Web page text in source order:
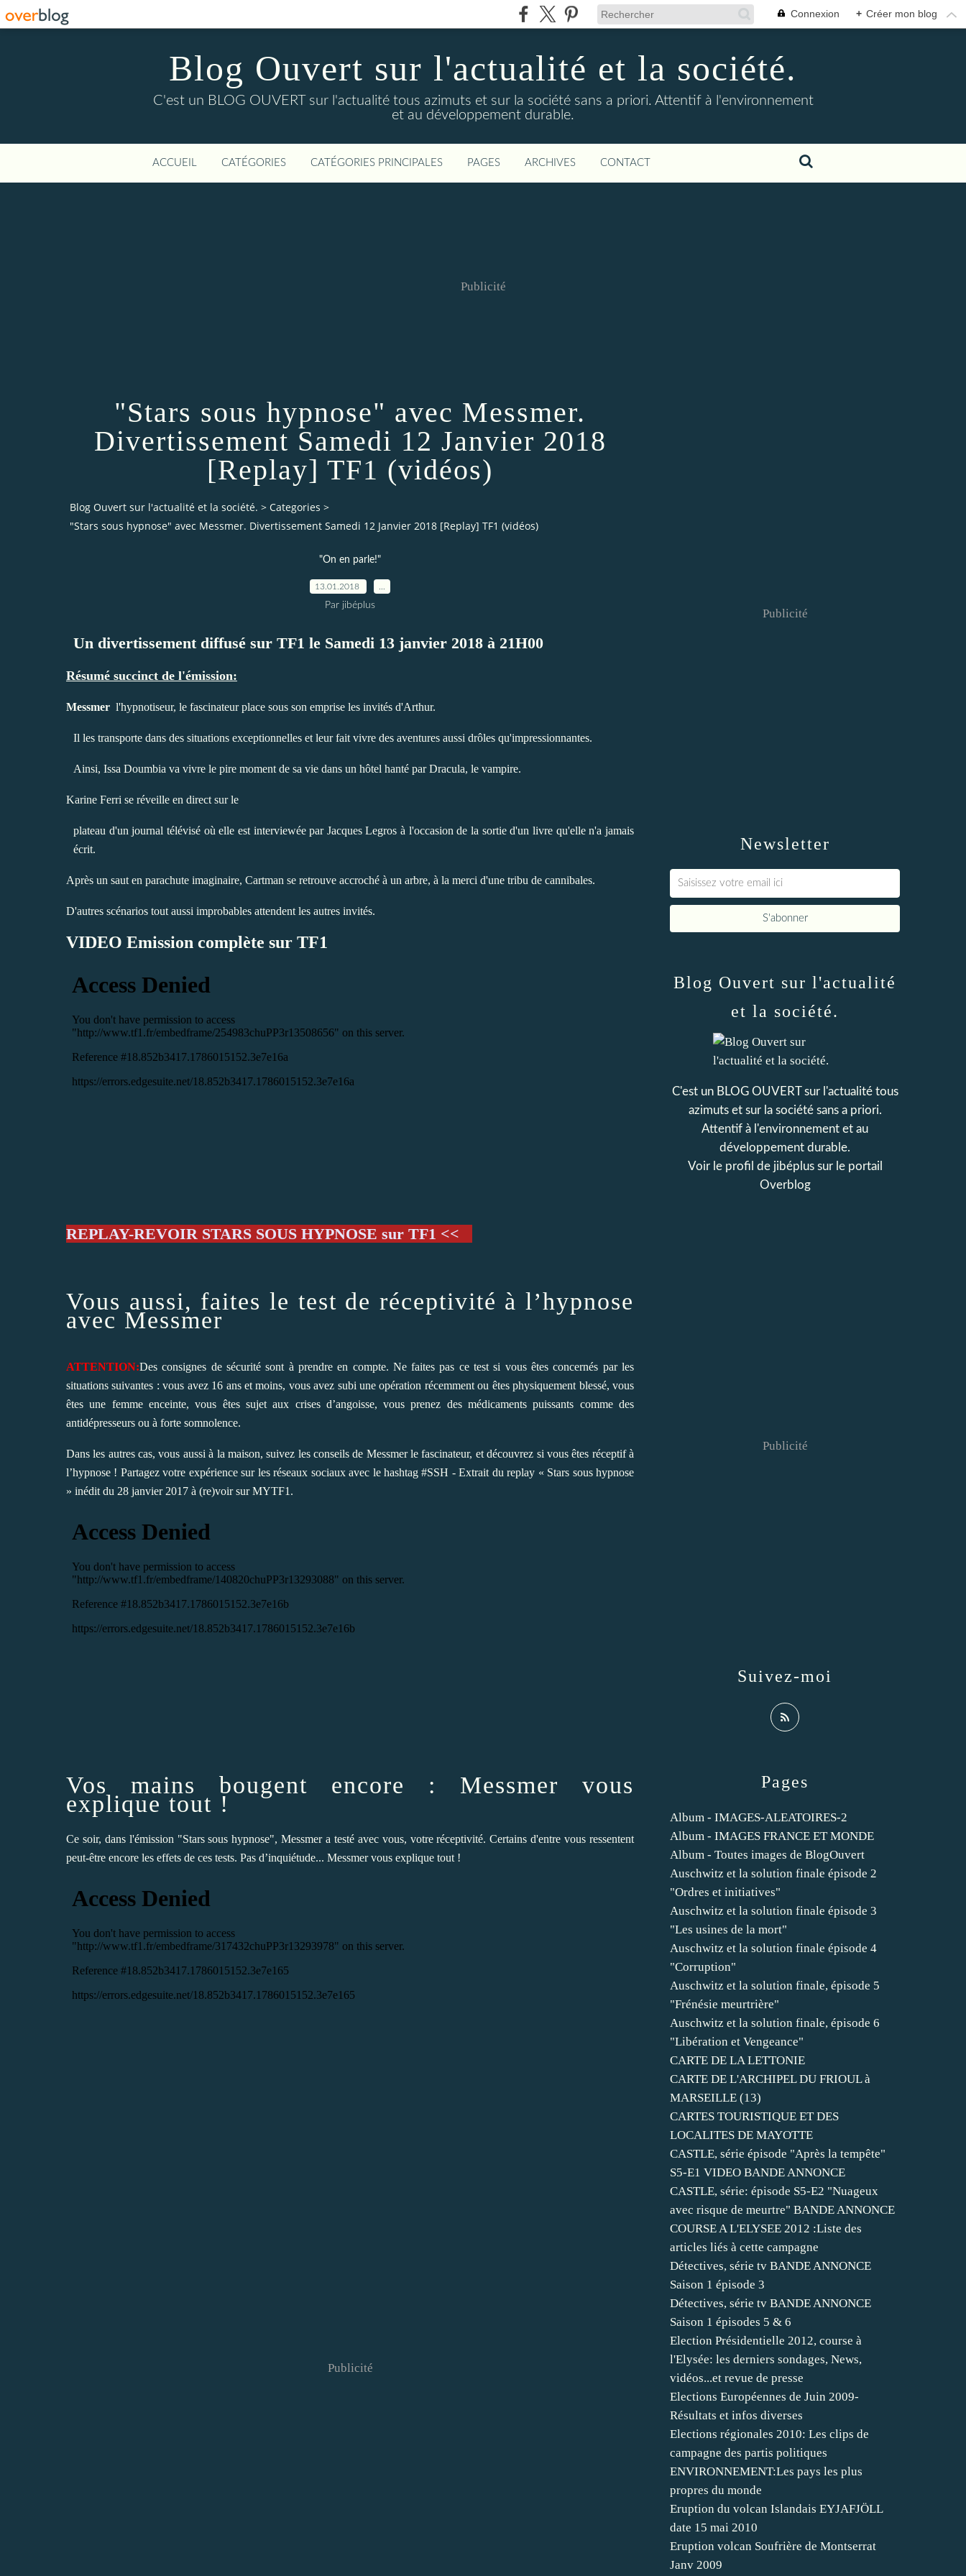
Connexion + Créer mon blog
Blog Ouvert sur l'actualité et la société.
C'est un BLOG OUVERT sur l'actualité tous azimuts et sur la société sans a priori. Attentif à l'environnement
et au développement durable.
ACCUEIL CATÉGORIES CATÉGORIES PRINCIPALES PAGES ARCHIVES CONTACT
Publicité
"Stars sous hypnose" avec Messmer.
Divertissement Samedi 12 Janvier 2018
[Replay] TF1 (vidéos)
Blog Ouvert sur l'actualité et la société. > Categories >
"Stars sous hypnose" avec Messmer. Divertissement Samedi 12 Janvier 2018 [Replay] TF1 (vidéos)
"On en parle!"
13.01.2018
Par jibéplus
Un divertissement diffusé sur TF1 le Samedi 13 janvier 2018 à 21H00
Résumé succinct de l'émission:
Messmer l'hypnotiseur, le fascinateur place sous son emprise les invités d'Arthur.
Il les transporte dans des situations exceptionnelles et leur fait vivre des aventures aussi drôles qu'impressionnantes.
Ainsi, Issa Doumbia va vivre le pire moment de sa vie dans un hôtel hanté par Dracula, le vampire.
Karine Ferri se réveille en direct sur le
plateau d'un journal télévisé où elle est interviewée par Jacques Legros à l'occasion de la sortie d'un livre qu'elle n'a jamais
écrit.
Après un saut en parachute imaginaire, Cartman se retrouve accroché à un arbre, à la merci d'une tribu de cannibales.
D'autres scénarios tout aussi improbables attendent les autres invités.
VIDEO Emission complète sur TF1
REPLAY-REVOIR STARS SOUS HYPNOSE sur TF1 <<
Vous aussi, faites le test de réceptivité à l’hypnose
avec Messmer
ATTENTION:Des consignes de sécurité sont à prendre en compte. Ne faites pas ce test si vous êtes concernés par les
situations suivantes : vous avez 16 ans et moins, vous avez subi une opération récemment ou êtes physiquement blessé, vous
êtes une femme enceinte, vous êtes sujet aux crises d’angoisse, vous prenez des médicaments puissants comme des
antidépresseurs ou à forte somnolence.
Dans les autres cas, vous aussi à la maison, suivez les conseils de Messmer le fascinateur, et découvrez si vous êtes réceptif à
l’hypnose ! Partagez votre expérience sur les réseaux sociaux avec le hashtag #SSH - Extrait du replay « Stars sous hypnose
» inédit du 28 janvier 2017 à (re)voir sur MYTF1.
Vos mains bougent encore : Messmer vous
explique tout !
Ce soir, dans l'émission "Stars sous hypnose", Messmer a testé avec vous, votre réceptivité. Certains d'entre vous ressentent
peut-être encore les effets de ces tests. Pas d’inquiétude... Messmer vous explique tout !
Publicité
Newsletter
Publicité
Pages
Album - IMAGES-ALEATOIRES-2
Album - IMAGES FRANCE ET MONDE
Album - Toutes images de BlogOuvert
Auschwitz et la solution finale épisode 2
"Ordres et initiatives"
Auschwitz et la solution finale épisode 3
"Les usines de la mort"
Auschwitz et la solution finale épisode 4
"Corruption"
Auschwitz et la solution finale, épisode 5
"Frénésie meurtrière"
Auschwitz et la solution finale, épisode 6
"Libération et Vengeance"
CARTE DE LA LETTONIE
CARTE DE L'ARCHIPEL DU FRIOUL à
MARSEILLE (13)
CARTES TOURISTIQUE ET DES
LOCALITES DE MAYOTTE
CASTLE, série épisode "Après la tempête"
S5-E1 VIDEO BANDE ANNONCE
CASTLE, série: épisode S5-E2 "Nuageux
avec risque de meurtre" BANDE ANNONCE
COURSE A L'ELYSEE 2012 :Liste des
articles liés à cette campagne
Détectives, série tv BANDE ANNONCE
Saison 1 épisode 3
Détectives, série tv BANDE ANNONCE
Saison 1 épisodes 5 & 6
Election Présidentielle 2012, course à
l'Elysée: les derniers sondages, News,
vidéos...et revue de presse
Elections Européennes de Juin 2009-
Résultats et infos diverses
Elections régionales 2010: Les clips de
campagne des partis politiques
ENVIRONNEMENT:Les pays les plus
propres du monde
Eruption du volcan Islandais EYJAFJÖLL
date 15 mai 2010
Eruption volcan Soufrière de Montserrat
Janv 2009
Blog Ouvert sur l'actualité
et la société.
C'est un BLOG OUVERT sur l'actualité tous
azimuts et sur la société sans a priori.
Attentif à l'environnement et au
développement durable.
Voir le profil de jibéplussur le portail
Overblog
Suivez-moi
Publicité